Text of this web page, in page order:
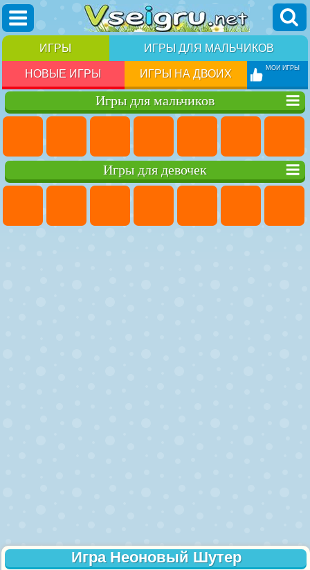
ИГРЫ ИГРЫ ДЛЯ МАЛЬЧИКОВ
НОВЫЕ ИГРЫ ИГРЫ НА ДВОИХ МОИ ИГРЫ
Игры для мальчиков
Игры для девочек
Игра Неоновый Шутер